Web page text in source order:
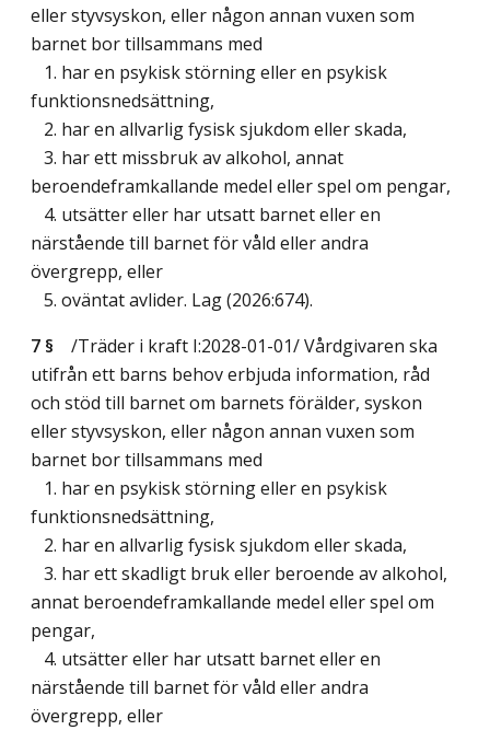
eller styvsyskon, eller någon annan vuxen som
barnet bor tillsammans med
1. har en psykisk störning eller en psykisk
funktionsnedsättning,
2. har en allvarlig fysisk sjukdom eller skada,
3. har ett missbruk av alkohol, annat
beroendeframkallande medel eller spel om pengar,
4. utsätter eller har utsatt barnet eller en
närstående till barnet för våld eller andra
övergrepp, eller
5. oväntat avlider. Lag (2026:674).
7 §
/Träder i kraft I:2028-01-01/Vårdgivaren ska
utifrån ett barns behov erbjuda information, råd
och stöd till barnet om barnets förälder, syskon
eller styvsyskon, eller någon annan vuxen som
barnet bor tillsammans med
1. har en psykisk störning eller en psykisk
funktionsnedsättning,
2. har en allvarlig fysisk sjukdom eller skada,
3. har ett skadligt bruk eller beroende av alkohol,
annat beroendeframkallande medel eller spel om
pengar,
4. utsätter eller har utsatt barnet eller en
närstående till barnet för våld eller andra
övergrepp, eller